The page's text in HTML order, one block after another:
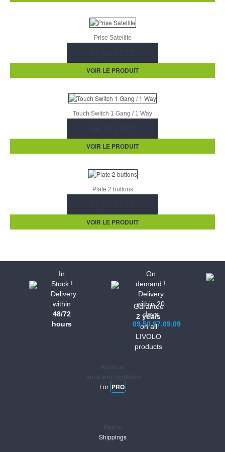
Prise Satellite
VOIR LE PRODUIT
Touch Switch 1 Gang / 1 Way
VOIR LE PRODUIT
Plate 2 buttons
VOIR LE PRODUIT
In
Stock !
Delivery
within
48/72
hours
On
demand !
Delivery
within 20
days
09.50.97.09.09
Garantee
2 years
on all
LIVOLO
products
About us
Terms and conditions
For PRO
Return
Shippings